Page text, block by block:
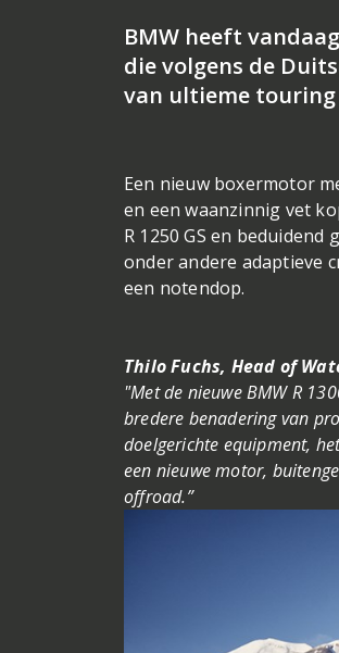
BMW heeft
die volgens de
van ultieme
Een nieuw boxermotor
en een waanzinnig vet
R 1250 GS en
onder andere adaptieve
een notendop.
Thilo Fuchs, Head of
"Met de nieuwe BMW R
bredere benadering van
doelgerichte equipment,
een nieuwe motor,
offroad.”